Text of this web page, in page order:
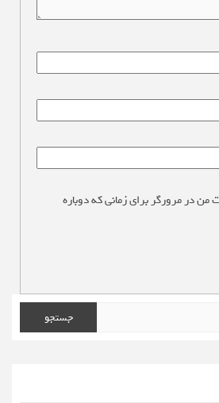
من در مرورگر برای زمانی که دوباره